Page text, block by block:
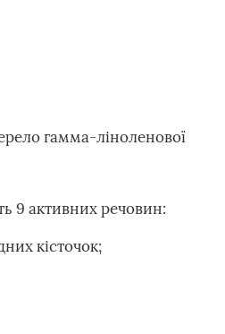
гамма-ліноленової
9 активних речовин:
кісточок;